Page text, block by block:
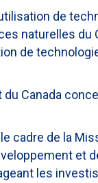
de
naturelles du
de
Canada
cadre de la
et
les